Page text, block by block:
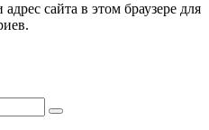
сайта в этом браузере для